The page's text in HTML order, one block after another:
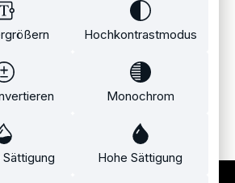
Hochkontrastmodus
Monochrom
Hohe Sättigung